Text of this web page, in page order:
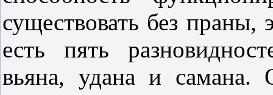
существовать без
есть пять
вьяна, удана и самана.